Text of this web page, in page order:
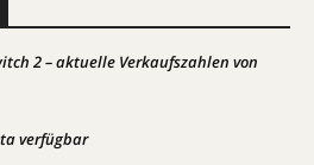
2 – aktuelle Verkaufszahlen von
verfügbar